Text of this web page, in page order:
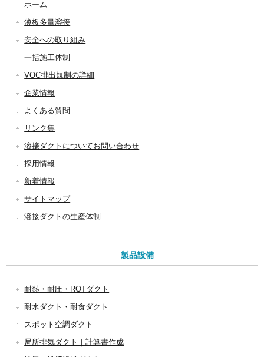
ホーム
薄板多量溶接
安全への取り組み
一括施工体制
VOC排出規制の詳細
企業情報
よくある質問
リンク集
溶接ダクトについてお問い合わせ
採用情報
新着情報
サイトマップ
溶接ダクトの生産体制
製品設備
耐熱・耐圧・ROTダクト
耐水ダクト・耐食ダクト
スポット空調ダクト
局所排気ダクト｜計算書作成